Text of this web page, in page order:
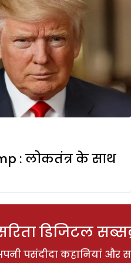
: लोकतंत्र के साथ
डिजिटल
पसंदीदा कहानियां और